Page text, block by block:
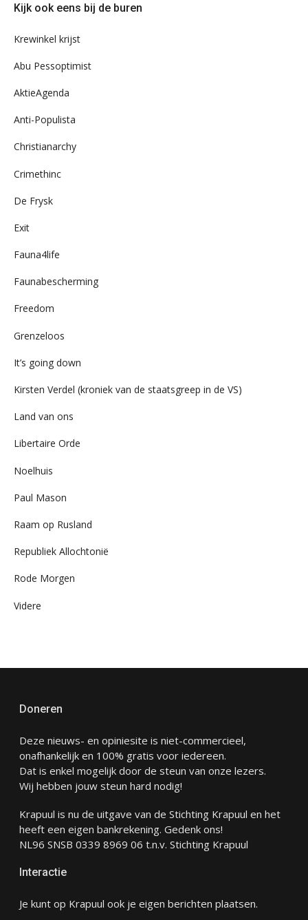
ons
Kijk ook eens bij de buren
Krewinkel krijst
Abu Pessoptimist
AktieAgenda
Anti-Populista
Christianarchy
Crimethinc
De Frysk
Exit
Fauna4life
Faunabescherming
Freedom
Grenzeloos
It’s going down
Kirsten Verdel (kroniek van de staatsgreep in de VS)
Land van ons
Libertaire Orde
Noelhuis
Paul Mason
Raam op Rusland
Republiek Allochtonië
Rode Morgen
Videre
Doneren
Deze nieuws- en opiniesite is niet-commercieel,
onafhankelijk en 100% gratis voor iedereen.
Dat is enkel mogelijk door de steun van onze lezers.
Wij hebben jouw steun hard nodig!
Krapuul is nu de uitgave van de Stichting Krapuul en het
heeft een eigen bankrekening. Gedenk ons!
NL96 SNSB 0339 8969 06 t.n.v. Stichting Krapuul
Interactie
Je kunt op Krapuul ook je eigen berichten plaatsen.